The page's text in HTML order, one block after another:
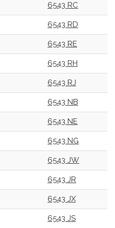
6543 RC
6543 RD
6543 RE
6543 RH
6543 RJ
6543 NB
6543 NE
6543 NG
6543 JW
6543 JR
6543 JX
6543 JS